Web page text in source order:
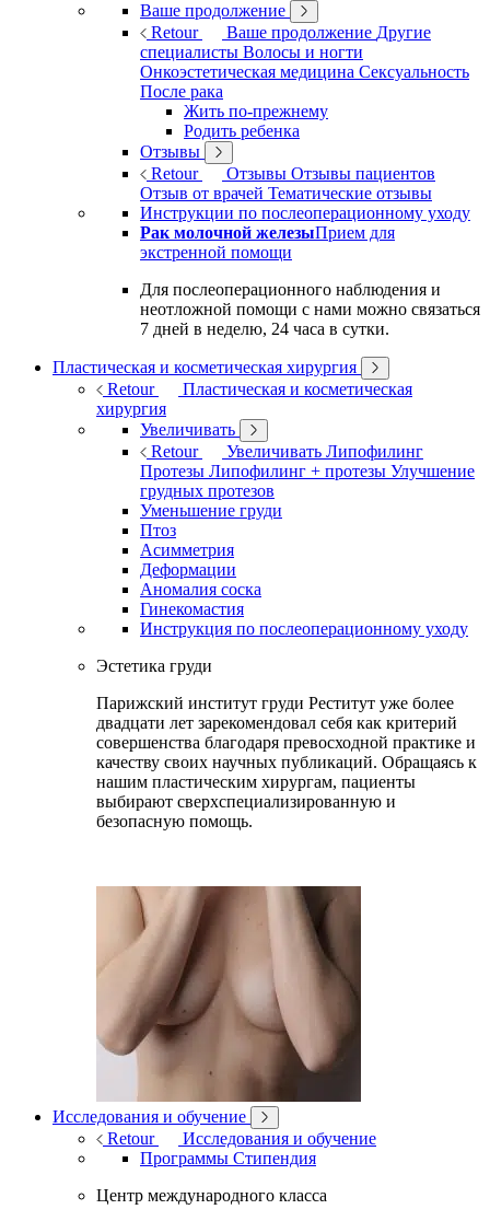
Ваше продолжение
Retour
Ваше продолжение Другие
специалисты Волосы и ногти
Онкоэстетическая медицина Сексуальность
После рака
Жить по-прежнему
Родить ребенка
Отзывы
Retour
Отзывы Отзывы пациентов
Отзыв от врачей Тематические отзывы
Инструкции по послеоперационному уходу
Рак молочной железыПрием для
экстренной помощи
Для послеоперационного наблюдения и
неотложной помощи с нами можно связаться
7 дней в неделю, 24 часа в сутки.
Пластическая и косметическая хирургия
Retour
Пластическая и косметическая
хирургия
Увеличивать
Retour
Увеличивать Липофилинг
Протезы Липофилинг + протезы Улучшение
грудных протезов
Уменьшение груди
Птоз
Асимметрия
Деформации
Аномалия соска
Гинекомастия
Инструкция по послеоперационному уходу
Эстетика груди
Парижский институт груди Реститут уже более
двадцати лет зарекомендовал себя как критерий
совершенства благодаря превосходной практике и
качеству своих научных публикаций. Обращаясь к
нашим пластическим хирургам, пациенты
выбирают сверхспециализированную и
безопасную помощь.
Исследования и обучение
Retour
Исследования и обучение
Программы Стипендия
Центр международного класса